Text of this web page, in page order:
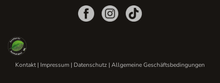
Kontakt| Impressum | Datenschutz | Allgemeine Geschäftsbedingungen